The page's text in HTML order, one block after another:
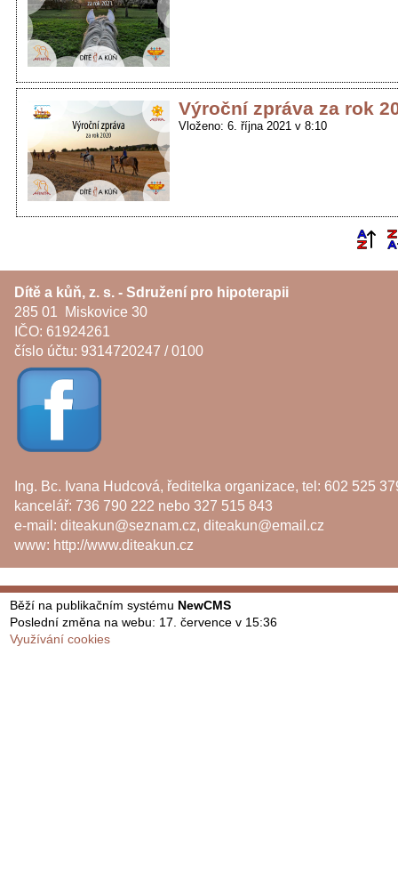
Výroční zpráva za rok
Vloženo: 6. října 2021 v 8:10
Dítě a kůň, z. s. - Sdružení pro hipoterapii
285 01 Miskovice 30
IČO: 61924261
číslo účtu: 9314720247 / 0100
Ing. Bc. Ivana Hudcová, ředitelka organizace, tel: 602 525
kancelář: 736 790 222 nebo 327 515 843
e-mail: diteakun@seznam.cz, diteakun@email.cz
www: http://www.diteakun.cz
Běží na publikačním systému NewCMS
Poslední změna na webu: 17. července v 15:36
Využívání cookies